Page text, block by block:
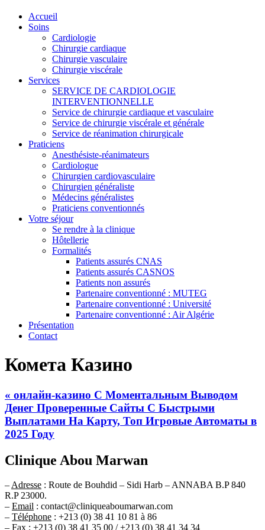
Accueil
Soins
Cardiologie
Chirurgie cardiaque
Chirurgie vasculaire
Chirurgie viscérale
Services
SERVICE DE CARDIOLOGIE
INTERVENTIONNELLE
Service de chirurgie cardiaque et vasculaire
Service de chirurgie viscérale et générale
Service de réanimation chirurgicale
Praticiens
Anesthésiste-réanimateurs
Cardiologue
Chirurgien cardiovasculaire
Chirurgien généraliste
Médecins généralistes
Praticiens conventionnés
Votre séjour
Se rendre à la clinique
Hôtellerie
Formalités
Patients assurés CNAS
Patients assurés CASNOS
Patients non assurés
Partenaire conventionné : MUTEG
Partenaire conventionné : Université
Partenaire conventionné : Air Algérie
Présentation
Contact
Комета Казино
« онлайн-казино С Моментальным Выводом
Денег Проверенные Сайты С Быстрыми
Выплатами На Карту, Топ Игровые Автоматы в
2025 Году
Clinique Abou Marwan
–Adresse : Route de Bouhdid – Sidi Harb – ANNABA B.P 840
R.P 23000.
– Email : contact@cliniqueaboumarwan.com
– Téléphone : +213 (0) 38 41 10 81 à 86
– Fax : +213 (0) 38 41 35 00 / +213 (0) 38 41 34 34